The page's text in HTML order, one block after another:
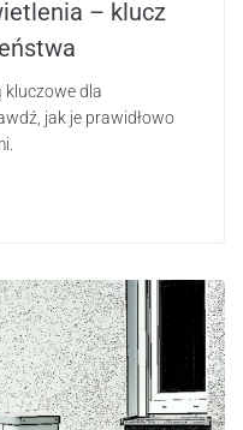
– klucz
kluczowe dla
jak je prawidłowo